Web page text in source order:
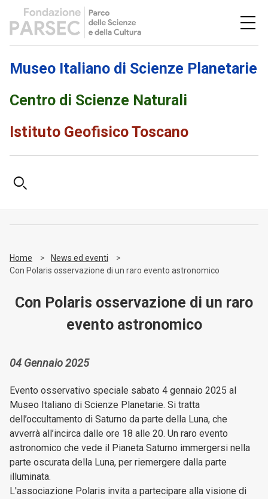
Museo Italiano di Scienze Planetarie
Centro di Scienze Naturali
Istituto Geofisico Toscano
Home
News ed eventi
Con Polaris osservazione di un raro evento astronomico
Con Polaris osservazione di un raro
evento astronomico
04 Gennaio 2025
Evento osservativo speciale sabato 4 gennaio 2025 al
Museo Italiano di Scienze Planetarie. Si tratta
dell’occultamento di Saturno da parte della Luna, che
avverrà all’incirca dalle ore 18 alle 20. Un raro evento
astronomico che vede il Pianeta Saturno immergersi nella
parte oscurata della Luna, per riemergere dalla parte
illuminata.
L'associazione Polaris invita a partecipare alla visione di